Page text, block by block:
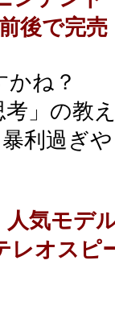
後で完売
ね？
考」の教
利過ぎ
人気モデ
レオスピ